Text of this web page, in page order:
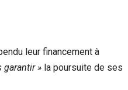
leur financement à
garantir » la poursuite de ses